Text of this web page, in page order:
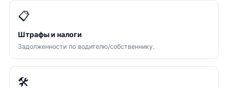
📋
Штрафы и налоги
Задолженности по водителю/собственнику.
🛠